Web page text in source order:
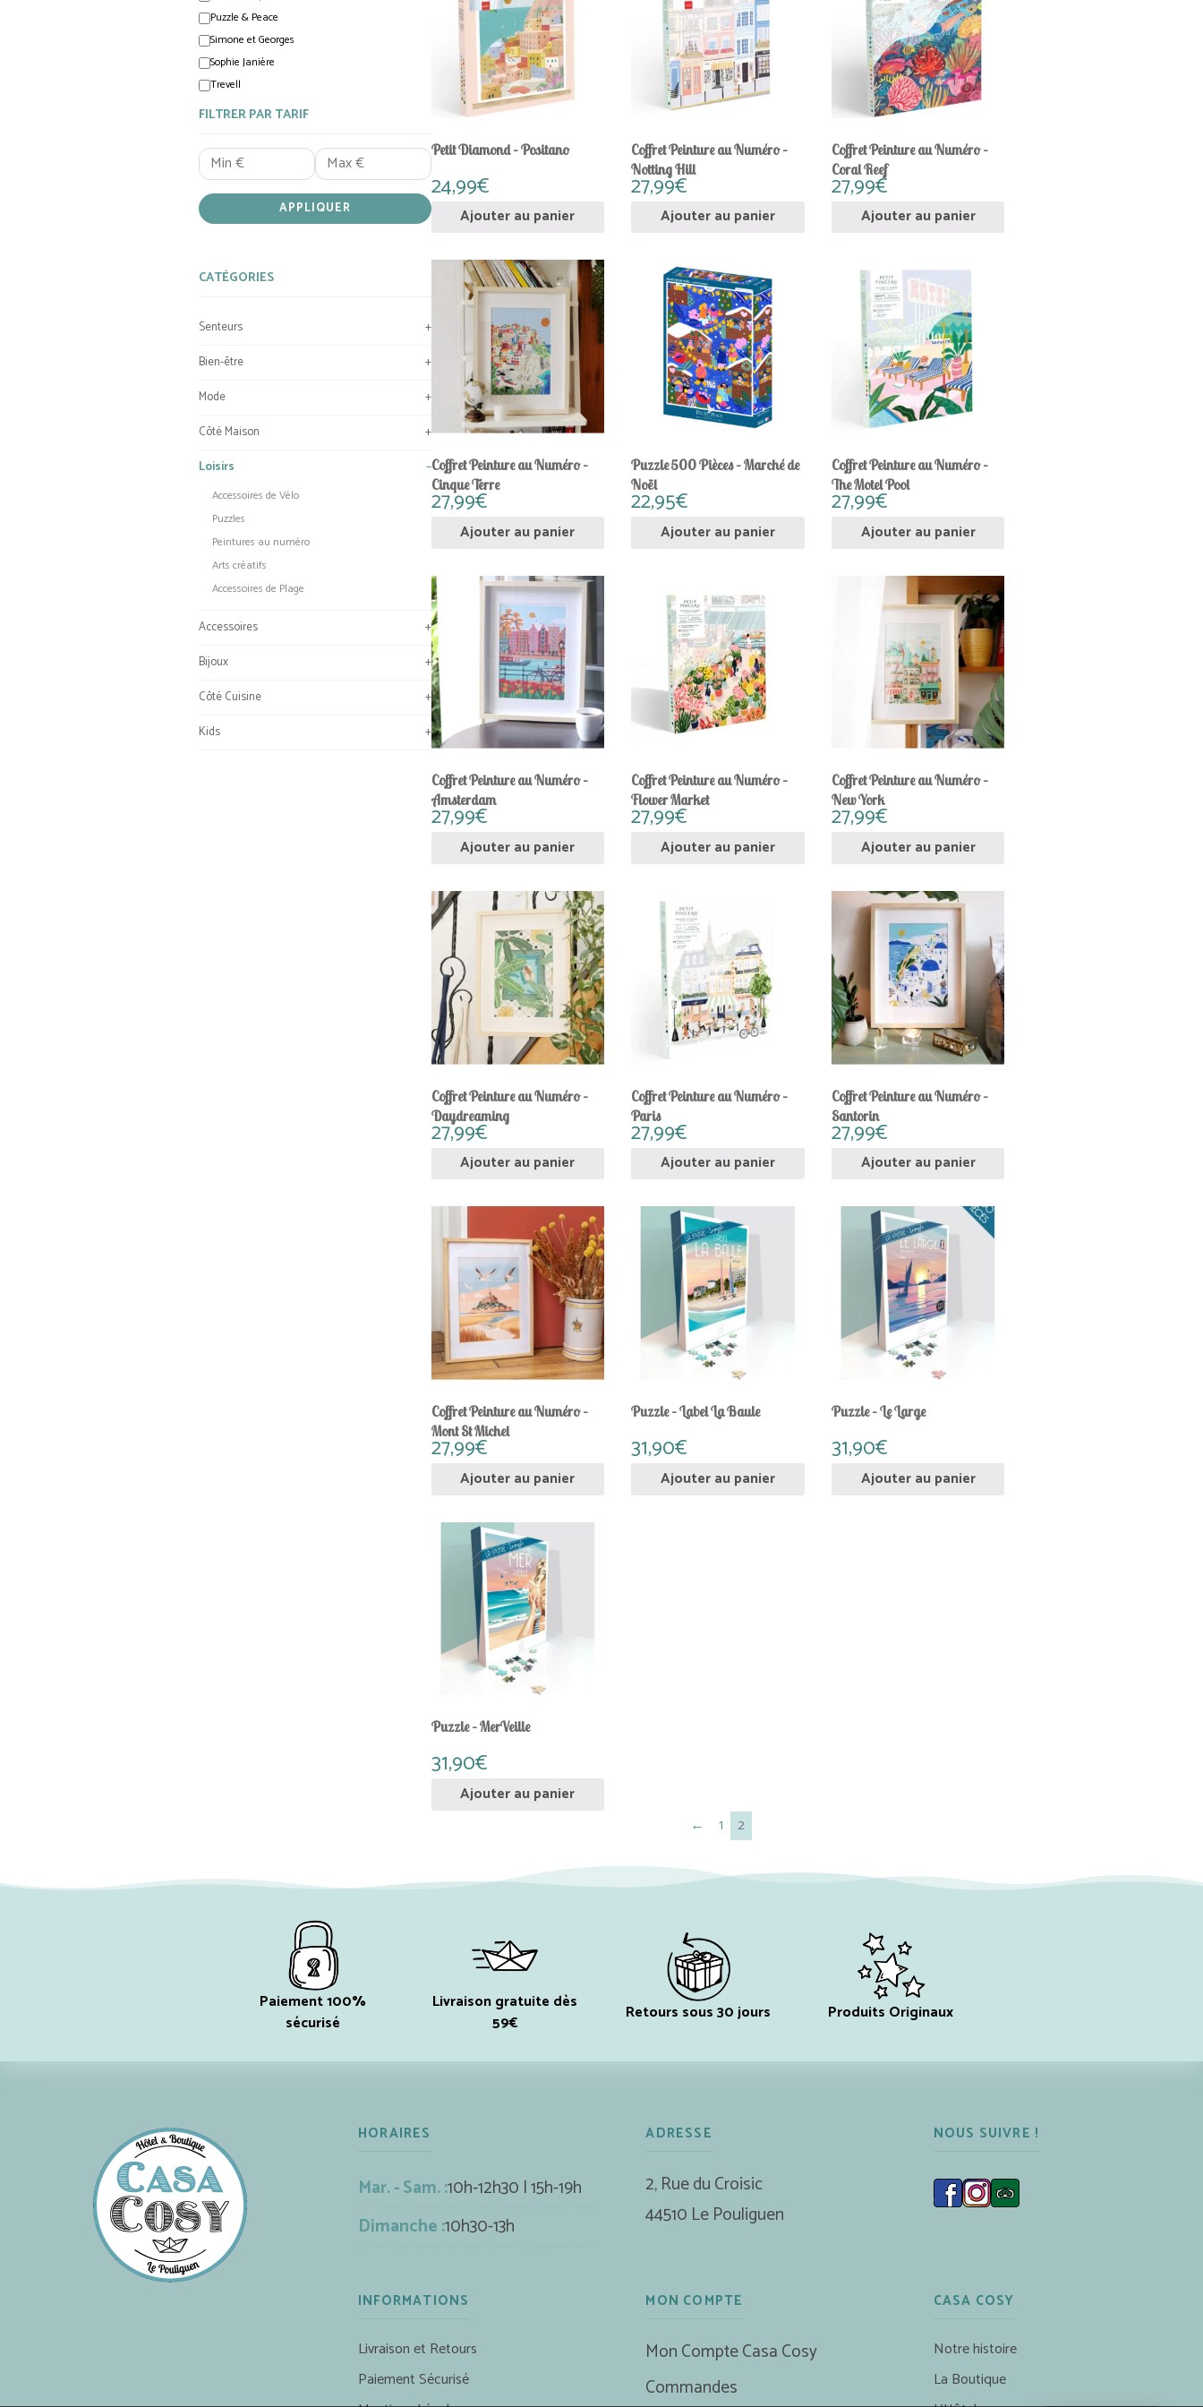
Puzzle & Peace
Simone et Georges
Sophie Janière
Trevell
FILTRER PAR TARIF
APPLIQUER
CATÉGORIES
Senteurs
+
Bien-être
+
Mode
+
Côté Maison
+
Loisirs
−
Accessoires de Vélo
Puzzles
Peintures au numéro
Arts créatifs
Accessoires de Plage
Accessoires
+
Bijoux
+
Côté Cuisine
+
Kids
+
Petit Diamond – Positano
24,99€
Ajouter au panier
Coffret Peinture au Numéro –
Notting Hill
27,99€
Ajouter au panier
Coffret Peinture au Numéro –
Coral Reef
27,99€
Ajouter au panier
Coffret Peinture au Numéro –
Cinque Terre
27,99€
Ajouter au panier
Puzzle 500 Pièces – Marché de
Noël
22,95€
Ajouter au panier
Coffret Peinture au Numéro –
The Motel Pool
27,99€
Ajouter au panier
Coffret Peinture au Numéro –
Amsterdam
27,99€
Ajouter au panier
Coffret Peinture au Numéro –
Flower Market
27,99€
Ajouter au panier
Coffret Peinture au Numéro –
New York
27,99€
Ajouter au panier
Coffret Peinture au Numéro –
Daydreaming
27,99€
Ajouter au panier
Coffret Peinture au Numéro –
Paris
27,99€
Ajouter au panier
Coffret Peinture au Numéro –
Santorin
27,99€
Ajouter au panier
Coffret Peinture au Numéro –
Mont St Michel
27,99€
Ajouter au panier
Puzzle – Label La Baule
31,90€
Ajouter au panier
Puzzle – Le Large
31,90€
Ajouter au panier
Puzzle – MerVeille
31,90€
Ajouter au panier
←
1 2
Paiement 100%
sécurisé
Livraison gratuite dès
59€
Retours sous 30 jours Produits Originaux
HORAIRES
Mar. - Sam. :10h-12h30 | 15h-19h
Dimanche :10h30-13h
ADRESSE
2, Rue du Croisic
44510 Le Pouliguen
NOUS SUIVRE !
INFORMATIONS
Livraison et Retours
Paiement Sécurisé
MON COMPTE
Mon Compte Casa Cosy
Commandes
CASA COSY
Notre histoire
La Boutique